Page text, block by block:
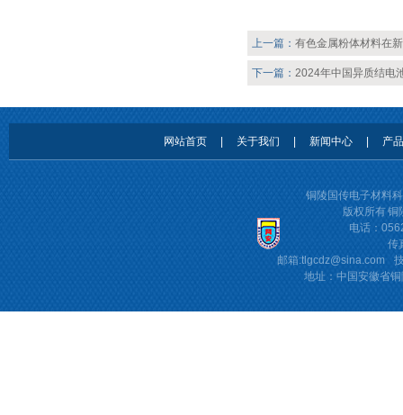
上一篇： 有色金属粉体材料在
下一篇： 2024年中国异质结电
网站首页 关于我们 新闻中心 产
铜陵国传电子材料
版权所有
电话：
传
邮箱:tlgcdz@sina.com
地址：中国安徽省